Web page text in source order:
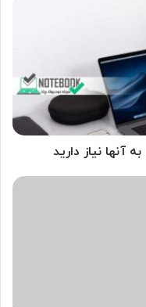
آنها نیاز دارید